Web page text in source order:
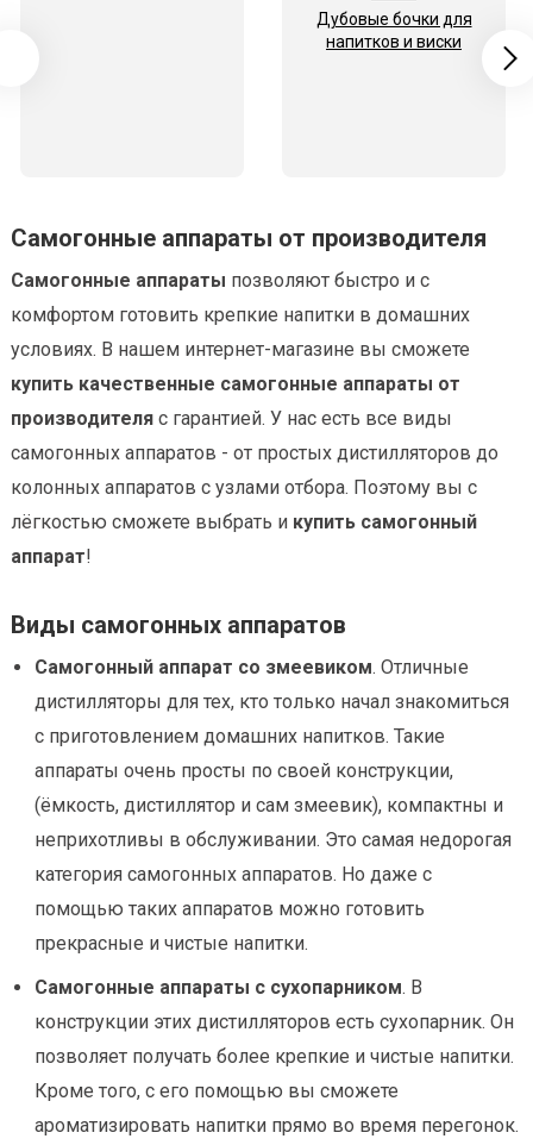
Дубовые бочки для
напитков и виски
Самогонные аппараты от производителя
Самогонные аппараты позволяют быстро и с
комфортом готовить крепкие напитки в домашних
условиях. В нашем интернет-магазине вы сможете
купить качественные самогонные аппараты от
производителя с гарантией. У нас есть все виды
самогонных аппаратов - от простых дистилляторов до
колонных аппаратов с узлами отбора. Поэтому вы с
лёгкостью сможете выбрать и купить самогонный
аппарат!
Виды самогонных аппаратов
Самогонный аппарат со змеевиком. Отличные
дистилляторы для тех, кто только начал знакомиться
с приготовлением домашних напитков. Такие
аппараты очень просты по своей конструкции,
(ёмкость, дистиллятор и сам змеевик), компактны и
неприхотливы в обслуживании. Это самая недорогая
категория самогонных аппаратов. Но даже с
помощью таких аппаратов можно готовить
прекрасные и чистые напитки.
Самогонные аппараты с сухопарником. В
конструкции этих дистилляторов есть сухопарник. Он
позволяет получать более крепкие и чистые напитки.
Кроме того, с его помощью вы сможете
ароматизировать напитки прямо во время перегонок.